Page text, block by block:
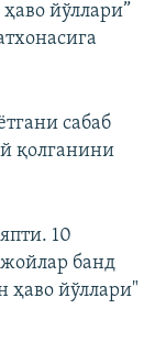
йўллари”
сабаб
қолганини
10
жойлар банд
ҳаво йўллари"